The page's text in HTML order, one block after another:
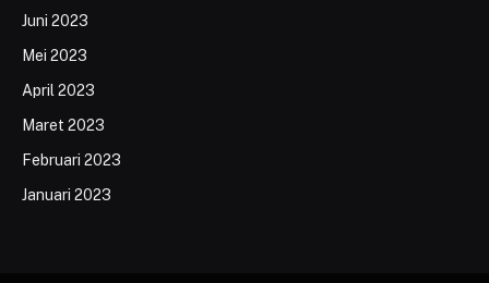
Juni 2023
Mei 2023
April 2023
Maret 2023
Februari 2023
Januari 2023